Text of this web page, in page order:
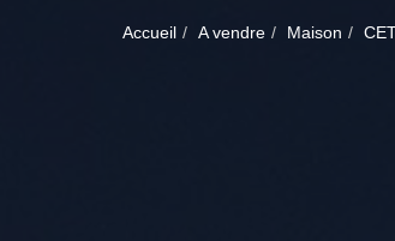
Accueil A vendre Maison